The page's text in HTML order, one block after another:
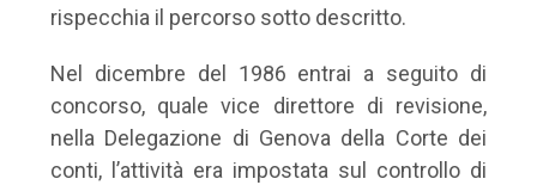
rispecchia il percorso sotto descritto.
Nel dicembre del 1986 entrai a seguito di
concorso, quale vice direttore di revisione,
nella Delegazione di Genova della Corte dei
conti, l’attività era impostata sul controllo di